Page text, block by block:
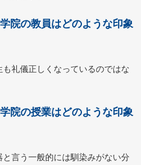
院の教員はどのような印象
礼儀正しくなっているのではな
院の授業はどのような印象
言う一般的には馴染みがない分